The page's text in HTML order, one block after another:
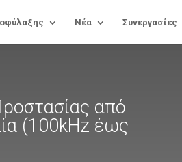
Νέα Συνεργασίες
από
(100kHz έως